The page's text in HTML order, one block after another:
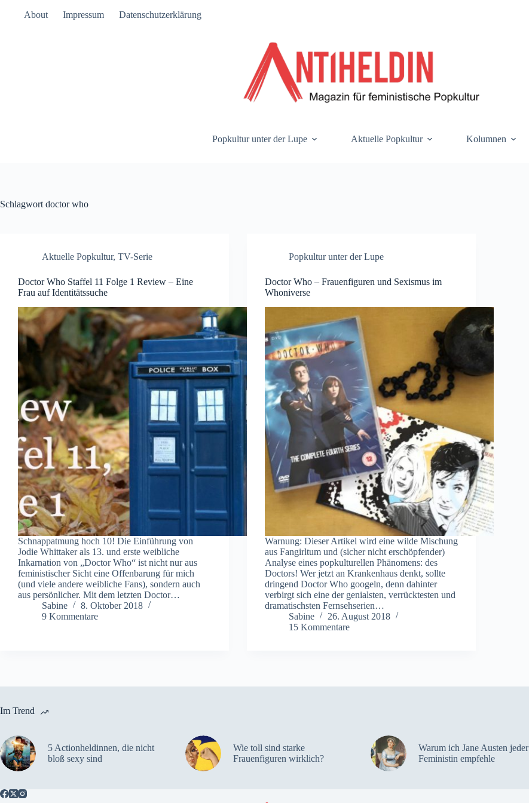
About Impressum Datenschutzerklärung
Popkultur unter der Lupe Aktuelle Popkultur Kolumnen
Schlagwort doctor who
Aktuelle Popkultur, TV-Serie
Doctor Who Staffel 11 Folge 1 Review – Eine
Frau auf Identitätssuche
Schnappatmung hoch 10! Die Einführung von
Jodie Whittaker als 13. und erste weibliche
Inkarnation von „Doctor Who“ ist nicht nur aus
feministischer Sicht eine Offenbarung für mich
(und viele andere weibliche Fans), sondern auch
aus persönlicher. Mit dem letzten Doctor…
Sabine
8. Oktober 2018
9 Kommentare
Popkultur unter der Lupe
Doctor Who – Frauenfiguren und Sexismus im
Whoniverse
Warnung: Dieser Artikel wird eine wilde Mischung
aus Fangirltum und (sicher nicht erschöpfender)
Analyse eines popkulturellen Phänomens: des
Doctors! Wer jetzt an Krankenhaus denkt, sollte
dringend Doctor Who googeln, denn dahinter
verbirgt sich eine der genialsten, verrücktesten und
dramatischsten Fernsehserien…
Sabine
26. August 2018
15 Kommentare
Im Trend
5 Actionheldinnen, die nicht
bloß sexy sind
Wie toll sind starke
Frauenfiguren wirklich?
Warum ich Jane Austen jeder
Feministin empfehle